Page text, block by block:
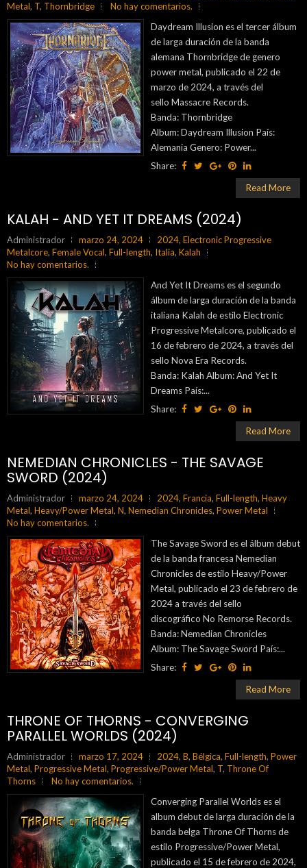
Metal, T, Thornbridge
No hay comentarios.
Daydream Illusion es el tercer álbum
de larga duración de la banda
alemana Thornbridge de genero
power metal, publicado el 22 de
marzo de 2024, a través del
sello Massacre Records.
Banda: Thornbridge
Album: Daydream Illusion País:
Alemania Genero: Power...
Share:
Read More
KALAH - AND YET IT DREAMS (2024)
Administrador marzo 24, 2024 2024, Electronic Progressive
Metalcore, Female Vocal, Full-length, Italia, Kalah
No hay comentarios.
And Yet It Dreams es el segundo
álbum de larga duración de la banda
italiana Kalah de estilo Electronic
Progressive Metalcore, publicado el
16 de febrero de 2024, a través del
sello Nova Era Records.
Banda: Kalah Album: And Yet It
Dreams País:...
Share:
Read More
NEMEDIAN CHRONICLES - THE SAVAGE
SWORD (2024)
Administrador marzo 24, 2024 2024, Francia, Full-length, Heavy
Metal, Heavy/Power Metal, N, Nemedian Chronicles, Power Metal
No hay comentarios.
The Savage Sword es el álbum debut
de la banda francesa Nemedian
Chronicles de estilo Heavy/Power
Metal, publicado el 23 de febrero de
2024 a través del sello
discográfico No Remorse Records.
Banda: Nemedian Chronicles
Album: The Savage Sword País:...
Share:
Read More
THRONE OF THORNS - CONVERGING
PARALLEL WORLDS (2024)
Administrador marzo 17, 2024 2024, B, Bélgica, Full-length, Power
Metal, Progressive Metal, Progressive/Power Metal, T, Throne Of
Thorns
No hay comentarios.
Converging Parallel Worlds es el
album debut de larga duración de la
banda belga Throne Of Thorns de
estilo Progressive/Power Metal,
publicado el 15 de febrero de 2024,